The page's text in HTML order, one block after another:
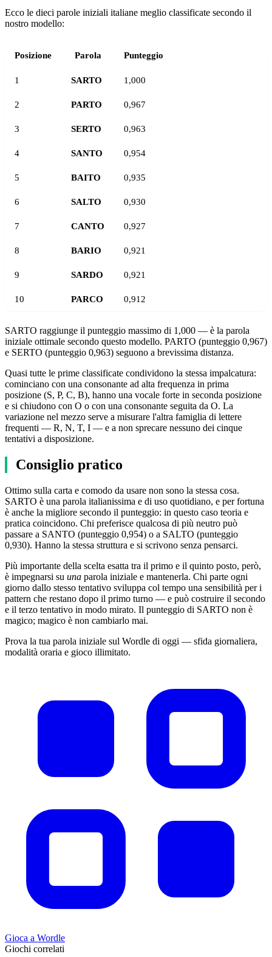
Ecco le dieci parole iniziali italiane meglio classificate secondo il
nostro modello:
Posizione Parola Punteggio
1 SARTO 1,000
2 PARTO 0,967
3 SERTO 0,963
4 SANTO 0,954
5 BAITO 0,935
6 SALTO 0,930
7 CANTO 0,927
8 BARIO 0,921
9 SARDO 0,921
10 PARCO 0,912
SARTO raggiunge il punteggio massimo di 1,000 — è la parola
iniziale ottimale secondo questo modello. PARTO (punteggio 0,967)
e SERTO (punteggio 0,963) seguono a brevissima distanza.
Quasi tutte le prime classificate condividono la stessa impalcatura:
cominciano con una consonante ad alta frequenza in prima
posizione (S, P, C, B), hanno una vocale forte in seconda posizione
e si chiudono con O o con una consonante seguita da O. La
variazione nel mezzo serve a misurare l'altra famiglia di lettere
frequenti — R, N, T, I — e a non sprecare nessuno dei cinque
tentativi a disposizione.
Consiglio pratico
Ottimo sulla carta e comodo da usare non sono la stessa cosa.
SARTO è una parola italianissima e di uso quotidiano, e per fortuna
è anche la migliore secondo il punteggio: in questo caso teoria e
pratica coincidono. Chi preferisce qualcosa di più neutro può
passare a SANTO (punteggio 0,954) o a SALTO (punteggio
0,930). Hanno la stessa struttura e si scrivono senza pensarci.
Più importante della scelta esatta tra il primo e il quinto posto, però,
è impegnarsi su una parola iniziale e mantenerla. Chi parte ogni
giorno dallo stesso tentativo sviluppa col tempo una sensibilità per i
pattern che restano dopo il primo turno — e può costruire il secondo
e il terzo tentativo in modo mirato. Il punteggio di SARTO non è
magico; magico è non cambiarlo mai.
Prova la tua parola iniziale sul Wordle di oggi — sfida giornaliera,
modalità oraria e gioco illimitato.
Gioca a Wordle
Giochi correlati